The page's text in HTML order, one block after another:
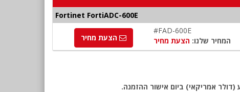
Fortinet FortiADC-600E
#FAD-600E
המחיר שלנו: הצעת מחיר הצעת מחיר
אמריקאי) ביום אישור ההזמנה.